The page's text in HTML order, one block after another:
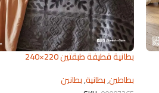
بطانية قطيفة طبقتين 220×240
بطاطين,بطانية,بطانين